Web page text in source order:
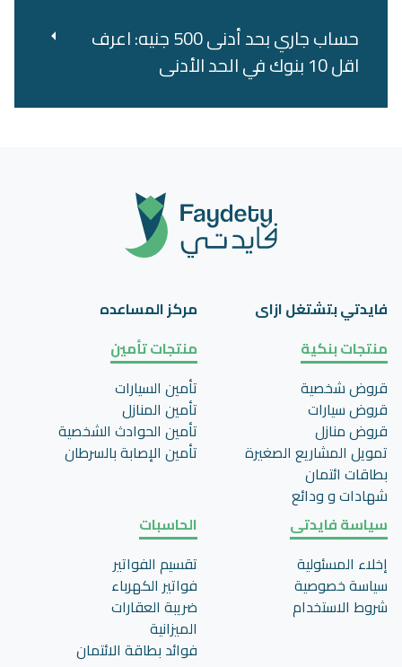
حساب جاري بحد أدنى 500 جنيه: اعرف
اقل 10 بنوك في الحد الأدنى
فايدتي بتشتغل ازاى
مركز المساعده
منتجات بنكية
قروض شخصية
قروض سيارات
قروض منازل
تمويل المشاريع الصغيرة
بطاقات ائتمان
شهادات و ودائع
منتجات تأمين
تأمين السيارات
تأمين المنازل
تأمين الحوادث الشخصية
تأمين اﻹصابة بالسرطان
سياسة فايدتى
إخلاء المسئولية
سياسة خصوصية
شروط الاستخدام
الحاسبات
تقسيم الفواتير
فواتير الكهرباء
ضريبة العقارات
الميزانية
فوائد بطاقة الائتمان